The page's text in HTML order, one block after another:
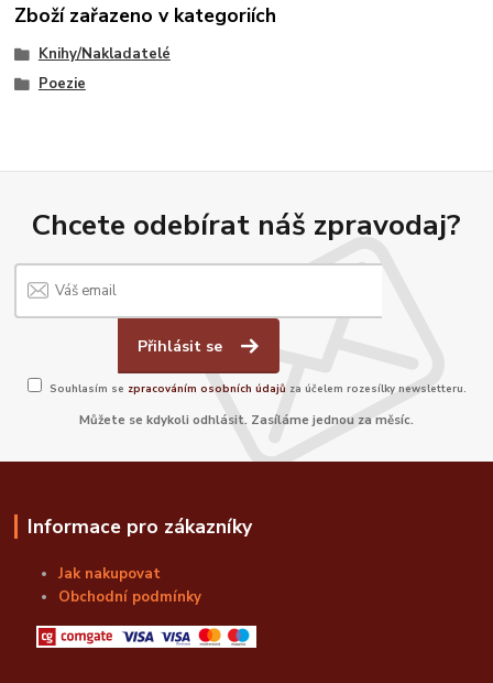
Zboží zařazeno v kategoriích
Knihy/Nakladatelé
Poezie
Chcete odebírat náš zpravodaj?
Přihlásit se
Souhlasím se zpracováním osobních údajů za účelem rozesílky newsletteru.
Můžete se kdykoli odhlásit. Zasíláme jednou za měsíc.
Informace pro zákazníky
Jak nakupovat
Obchodní podmínky